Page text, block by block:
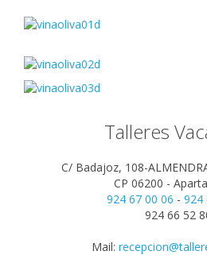
Talleres
C/ Badajoz, 108-
CP 06200 -
924 67 00 06 - 924
924 66 52
Mail: